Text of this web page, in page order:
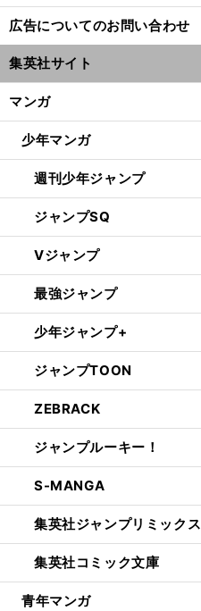
広告についてのお問い合わせ
集英社サイト
マンガ
少年マンガ
週刊少年ジャンプ
ジャンプSQ
Vジャンプ
最強ジャンプ
少年ジャンプ+
ジャンプTOON
ZEBRACK
ジャンプルーキー！
S-MANGA
集英社ジャンプリミックス
集英社コミック文庫
青年マンガ